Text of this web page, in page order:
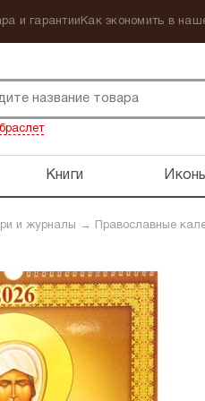
и гарантии Как экономить в
браслет
Книги Иконы
и журналы → Православные